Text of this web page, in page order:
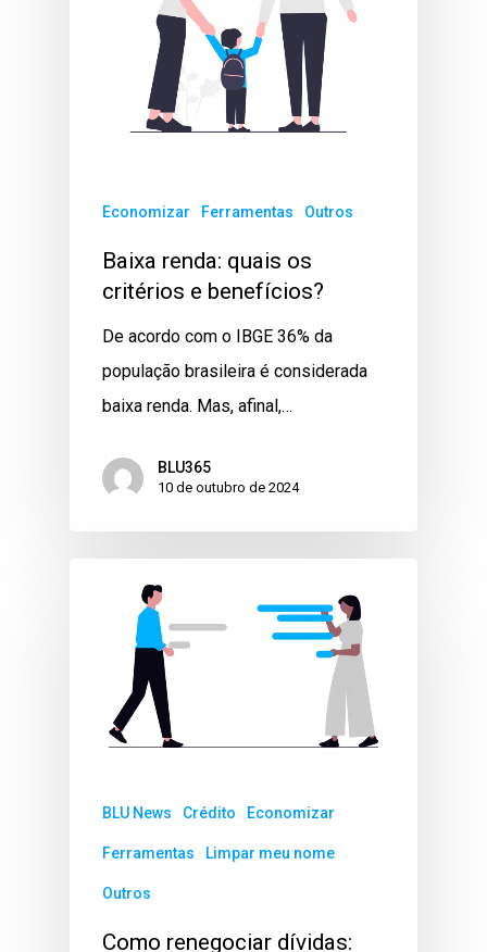
Economizar Ferramentas Outros
Baixa renda: quais os
critérios e benefícios?
De acordo com o IBGE 36% da
população brasileira é considerada
baixa renda. Mas, afinal,…
BLU365
10 de outubro de 2024
BLU News Crédito Economizar
Ferramentas Limpar meu nome
Outros
Como renegociar dívidas: